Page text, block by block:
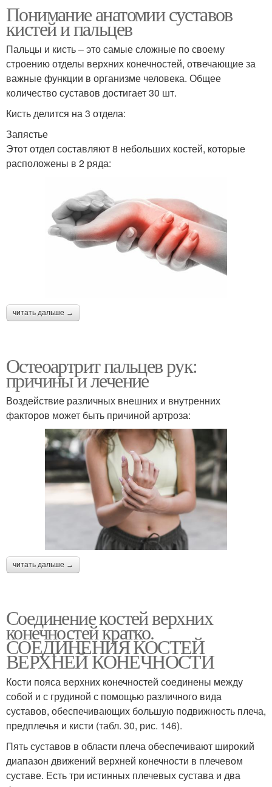
Понимание анатомии суставов
кистей и пальцев
Пальцы и кисть – это самые сложные по своему
строению отделы верхних конечностей, отвечающие за
важные функции в организме человека. Общее
количество суставов достигает 30 шт.
Кисть делится на 3 отдела:
Запястье
Этот отдел составляют 8 небольших костей, которые
расположены в 2 ряда:
читать дальше →
Остеоартрит пальцев рук:
причины и лечение
Воздействие различных внешних и внутренних
факторов может быть причиной артроза:
читать дальше →
Соединение костей верхних
конечностей кратко.
СОЕДИНЕНИЯ КОСТЕЙ
ВЕРХНЕЙ КОНЕЧНОСТИ
Кости пояса верхних конечностей соединены между
собой и с грудиной с помощью различного вида
суставов, обеспечивающих большую подвижность плеча,
предплечья и кисти (табл. 30, рис. 146).
Пять суставов в области плеча обеспечивают широкий
диапазон движений верхней конечности в плечевом
суставе. Есть три истинных плечевых сустава и два